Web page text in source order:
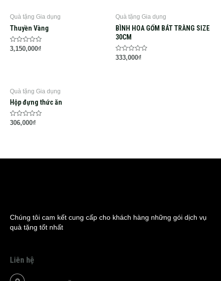
Quà tặng Gia dụng
Thuyền Vàng
Rated
3,150,000₫
Quà tặng Gia dụng
BÌNH HOA GỐM BÁT TRÀNG SIZE
30CM
Rated
333,000₫
Quà tặng Gia dụng
Hộp đựng thức ăn
Rated
306,000₫
Chúng tôi cam kết cung cấp cho khách hàng những gói dịch vụ
quà tặng tốt nhất
Liên hệ